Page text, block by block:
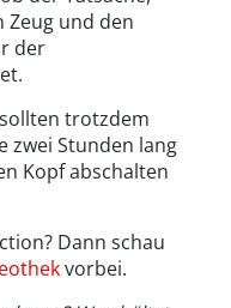
Zeug und den
der
trotzdem
zwei Stunden lang
Kopf abschalten
Dann schau
vorbei.